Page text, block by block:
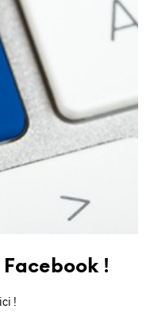
Facebook !
!